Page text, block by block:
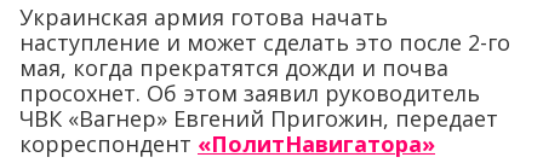
Украинская армия готова начать
наступление и может сделать это после 2-го
мая, когда прекратятся дожди и почва
просохнет. Об этом заявил руководитель
ЧВК «Вагнер» Евгений Пригожин, передает
корреспондент «ПолитНавигатора»